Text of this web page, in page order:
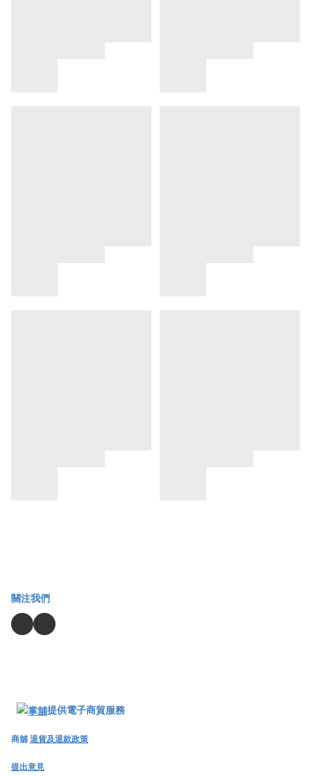
關注我們
提供電子商貿服務
商舖退貨及退款政策
提出意見